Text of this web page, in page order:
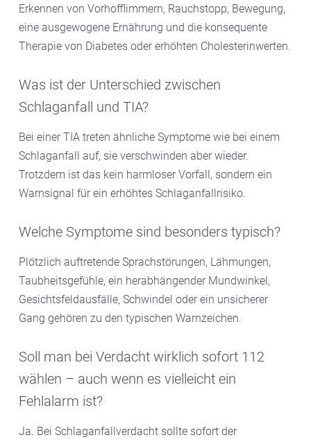
Erkennen von Vorhofflimmern, Rauchstopp, Bewegung,
eine ausgewogene Ernährung und die konsequente
Therapie von Diabetes oder erhöhten Cholesterinwerten.
Was ist der Unterschied zwischen
Schlaganfall und TIA?
Bei einer TIA treten ähnliche Symptome wie bei einem
Schlaganfall auf, sie verschwinden aber wieder.
Trotzdem ist das kein harmloser Vorfall, sondern ein
Warnsignal für ein erhöhtes Schlaganfallrisiko.
Welche Symptome sind besonders typisch?
Plötzlich auftretende Sprachstörungen, Lähmungen,
Taubheitsgefühle, ein herabhängender Mundwinkel,
Gesichtsfeldausfälle, Schwindel oder ein unsicherer
Gang gehören zu den typischen Warnzeichen.
Soll man bei Verdacht wirklich sofort 112
wählen – auch wenn es vielleicht ein
Fehlalarm ist?
Ja. Bei Schlaganfallverdacht sollte sofort der